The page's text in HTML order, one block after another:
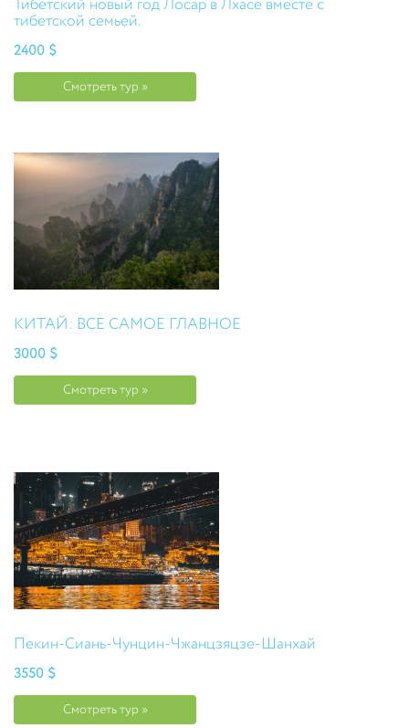
Тибетский новый год Лосар в Лхасе вместе с
тибетской семьей.
2400 $
Смотреть тур »
КИТАЙ: ВСЕ САМОЕ ГЛАВНОЕ
3000 $
Смотреть тур »
Пекин-Сиань-Чунцин-Чжанцзяцзе-Шанхай
3550 $
Смотреть тур »